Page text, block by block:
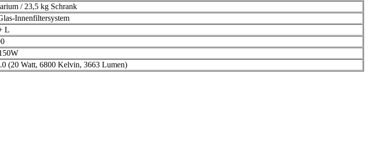
/ 23,5 kg Schrank
Innenfiltersystem
L
(20 Watt, 6800 Kelvin, 3663 Lumen)